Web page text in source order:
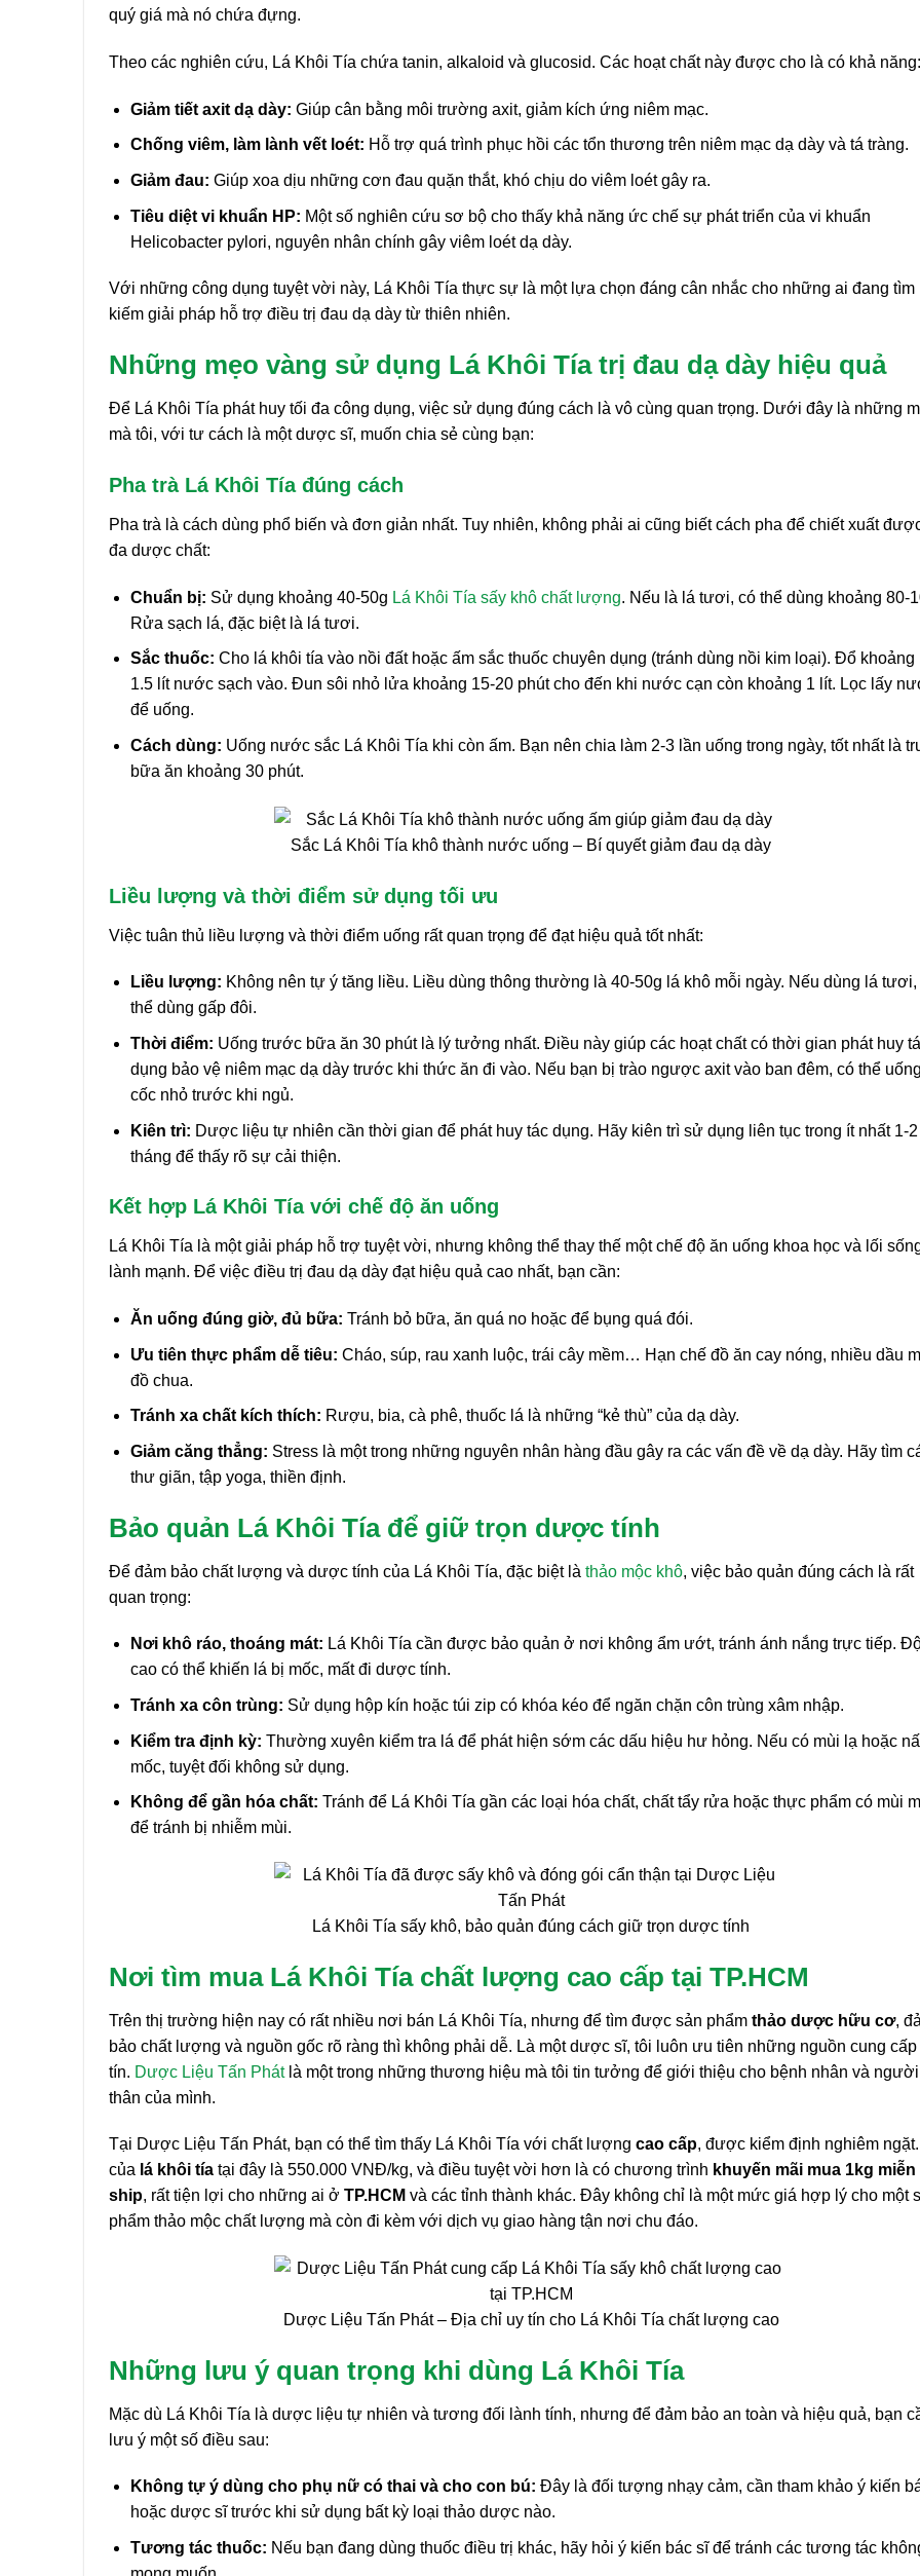
quý giá mà nó chứa đựng.
Theo các nghiên cứu, Lá Khôi Tía chứa tanin, alkaloid và glucosid. Các hoạt chất này được cho là có khả năng:
Giảm tiết axit dạ dày: Giúp cân bằng môi trường axit, giảm kích ứng niêm mạc.
Chống viêm, làm lành vết loét: Hỗ trợ quá trình phục hồi các tổn thương trên niêm mạc dạ dày và tá tràng.
Giảm đau: Giúp xoa dịu những cơn đau quặn thắt, khó chịu do viêm loét gây ra.
Tiêu diệt vi khuẩn HP: Một số nghiên cứu sơ bộ cho thấy khả năng ức chế sự phát triển của vi khuẩn
Helicobacter pylori, nguyên nhân chính gây viêm loét dạ dày.
Với những công dụng tuyệt vời này, Lá Khôi Tía thực sự là một lựa chọn đáng cân nhắc cho những ai đang tìm
kiếm giải pháp hỗ trợ điều trị đau dạ dày từ thiên nhiên.
Những mẹo vàng sử dụng Lá Khôi Tía trị đau dạ dày hiệu quả
Để Lá Khôi Tía phát huy tối đa công dụng, việc sử dụng đúng cách là vô cùng quan trọng. Dưới đây là những
mà tôi, với tư cách là một dược sĩ, muốn chia sẻ cùng bạn:
Pha trà Lá Khôi Tía đúng cách
Pha trà là cách dùng phổ biến và đơn giản nhất. Tuy nhiên, không phải ai cũng biết cách pha để chiết xuất
đa dược chất:
Chuẩn bị: Sử dụng khoảng 40-50g Lá Khôi Tía sấy khô chất lượng. Nếu là lá tươi, có thể dùng khoảng 80-
Rửa sạch lá, đặc biệt là lá tươi.
Sắc thuốc: Cho lá khôi tía vào nồi đất hoặc ấm sắc thuốc chuyên dụng (tránh dùng nồi kim loại). Đổ khoảng
1.5 lít nước sạch vào. Đun sôi nhỏ lửa khoảng 15-20 phút cho đến khi nước cạn còn khoảng 1 lít. Lọc lấy
để uống.
Cách dùng: Uống nước sắc Lá Khôi Tía khi còn ấm. Bạn nên chia làm 2-3 lần uống trong ngày, tốt nhất là
bữa ăn khoảng 30 phút.
Sắc Lá Khôi Tía khô thành nước uống – Bí quyết giảm đau dạ dày
Liều lượng và thời điểm sử dụng tối ưu
Việc tuân thủ liều lượng và thời điểm uống rất quan trọng để đạt hiệu quả tốt nhất:
Liều lượng: Không nên tự ý tăng liều. Liều dùng thông thường là 40-50g lá khô mỗi ngày. Nếu dùng lá tươi,
thể dùng gấp đôi.
Thời điểm: Uống trước bữa ăn 30 phút là lý tưởng nhất. Điều này giúp các hoạt chất có thời gian phát huy
dụng bảo vệ niêm mạc dạ dày trước khi thức ăn đi vào. Nếu bạn bị trào ngược axit vào ban đêm, có thể
cốc nhỏ trước khi ngủ.
Kiên trì: Dược liệu tự nhiên cần thời gian để phát huy tác dụng. Hãy kiên trì sử dụng liên tục trong ít nhất 1-2
tháng để thấy rõ sự cải thiện.
Kết hợp Lá Khôi Tía với chế độ ăn uống
Lá Khôi Tía là một giải pháp hỗ trợ tuyệt vời, nhưng không thể thay thế một chế độ ăn uống khoa học và lối
lành mạnh. Để việc điều trị đau dạ dày đạt hiệu quả cao nhất, bạn cần:
Ăn uống đúng giờ, đủ bữa: Tránh bỏ bữa, ăn quá no hoặc để bụng quá đói.
Ưu tiên thực phẩm dễ tiêu: Cháo, súp, rau xanh luộc, trái cây mềm… Hạn chế đồ ăn cay nóng, nhiều dầu
đồ chua.
Tránh xa chất kích thích: Rượu, bia, cà phê, thuốc lá là những “kẻ thù” của dạ dày.
Giảm căng thẳng: Stress là một trong những nguyên nhân hàng đầu gây ra các vấn đề về dạ dày. Hãy tìm
thư giãn, tập yoga, thiền định.
Bảo quản Lá Khôi Tía để giữ trọn dược tính
Để đảm bảo chất lượng và dược tính của Lá Khôi Tía, đặc biệt là thảo mộc khô, việc bảo quản đúng cách là rất
quan trọng:
Nơi khô ráo, thoáng mát: Lá Khôi Tía cần được bảo quản ở nơi không ẩm ướt, tránh ánh nắng trực tiếp.
cao có thể khiến lá bị mốc, mất đi dược tính.
Tránh xa côn trùng: Sử dụng hộp kín hoặc túi zip có khóa kéo để ngăn chặn côn trùng xâm nhập.
Kiểm tra định kỳ: Thường xuyên kiểm tra lá để phát hiện sớm các dấu hiệu hư hỏng. Nếu có mùi lạ hoặc
mốc, tuyệt đối không sử dụng.
Không để gần hóa chất: Tránh để Lá Khôi Tía gần các loại hóa chất, chất tẩy rửa hoặc thực phẩm có mùi
để tránh bị nhiễm mùi.
Lá Khôi Tía sấy khô, bảo quản đúng cách giữ trọn dược tính
Nơi tìm mua Lá Khôi Tía chất lượng cao cấp tại TP.HCM
Trên thị trường hiện nay có rất nhiều nơi bán Lá Khôi Tía, nhưng để tìm được sản phẩm thảo dược hữu cơ,
bảo chất lượng và nguồn gốc rõ ràng thì không phải dễ. Là một dược sĩ, tôi luôn ưu tiên những nguồn cung cấp
tín. Dược Liệu Tấn Phátlà một trong những thương hiệu mà tôi tin tưởng để giới thiệu cho bệnh nhân và người
thân của mình.
Tại Dược Liệu Tấn Phát, bạn có thể tìm thấy Lá Khôi Tía với chất lượng cao cấp, được kiểm định nghiêm
của lá khôi tía tại đây là 550.000 VNĐ/kg, và điều tuyệt vời hơn là có chương trình khuyến mãi mua 1kg miễn
ship, rất tiện lợi cho những ai ở TP.HCM và các tỉnh thành khác. Đây không chỉ là một mức giá hợp lý cho một
phẩm thảo mộc chất lượng mà còn đi kèm với dịch vụ giao hàng tận nơi chu đáo.
Dược Liệu Tấn Phát – Địa chỉ uy tín cho Lá Khôi Tía chất lượng cao
Những lưu ý quan trọng khi dùng Lá Khôi Tía
Mặc dù Lá Khôi Tía là dược liệu tự nhiên và tương đối lành tính, nhưng để đảm bảo an toàn và hiệu quả, bạn
lưu ý một số điều sau:
Không tự ý dùng cho phụ nữ có thai và cho con bú: Đây là đối tượng nhạy cảm, cần tham khảo ý kiến
hoặc dược sĩ trước khi sử dụng bất kỳ loại thảo dược nào.
Tương tác thuốc: Nếu bạn đang dùng thuốc điều trị khác, hãy hỏi ý kiến bác sĩ để tránh các tương tác